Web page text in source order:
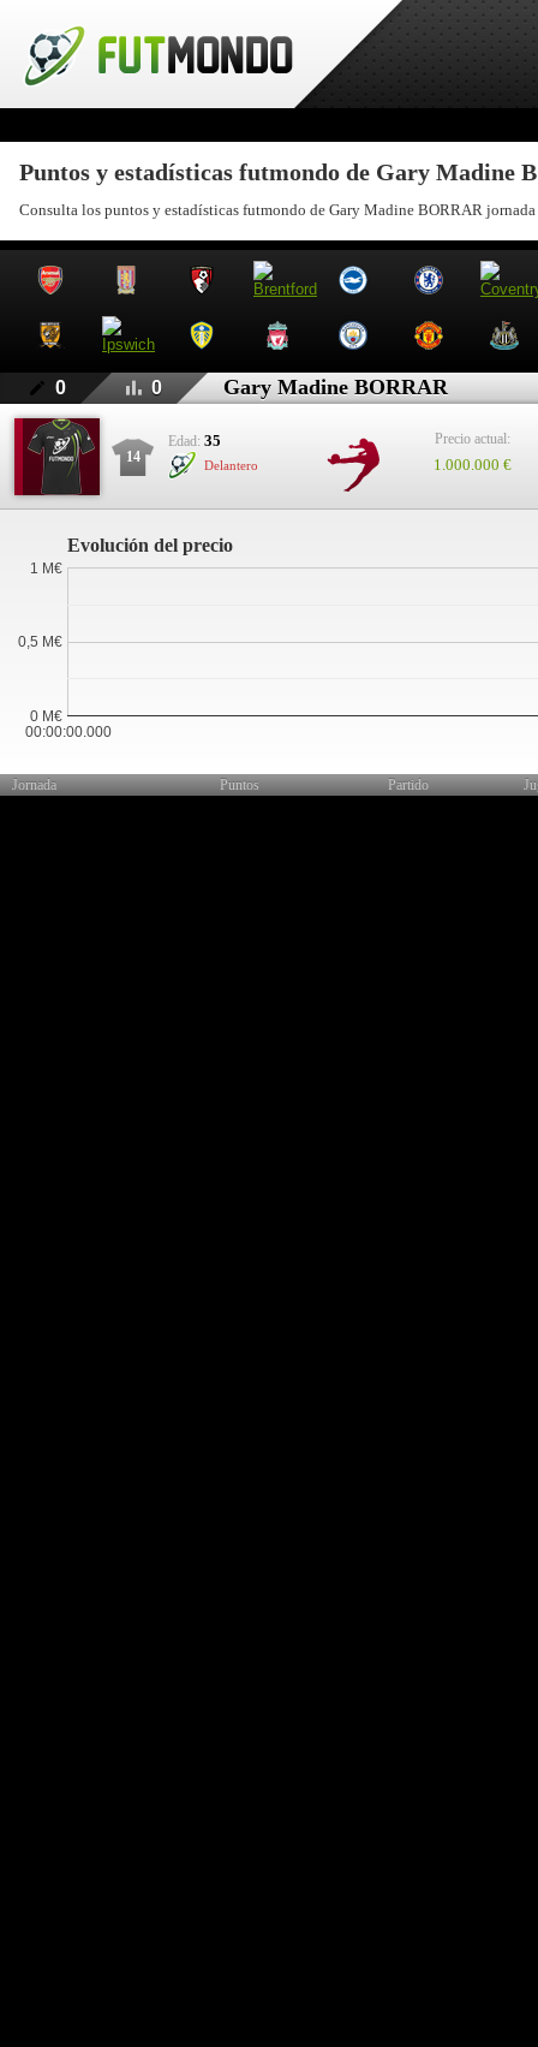
Puntos y estadísticas futmondo de Gary Madine
Consulta los puntos y estadísticas futmondo de Gary Madine BORRAR
0 0 Gary Madine BORRAR
14
Edad: 35
Delantero
Precio actual:
1.000.000 €
Evolución del precio
00:00:00.000
0 M€
0,5 M€
1 M€
Jornada Puntos Partido